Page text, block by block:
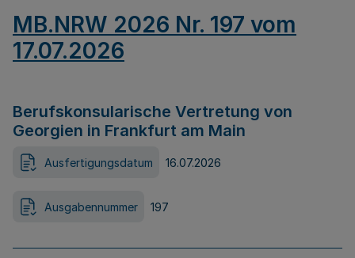
MB.NRW 2026 Nr. 197 vom
17.07.2026
Berufskonsularische Vertretung von
Georgien in Frankfurt am Main
Ausfertigungsdatum 16.07.2026
Ausgabennummer 197